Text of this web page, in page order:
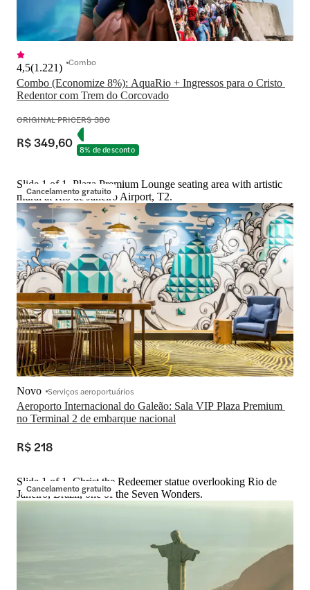
Combo (Economize 8%): AquaRio + Ingressos para o Cristo
Redentor com Trem do Corcovado
4,5(1.221) Combo
ORIGINAL PRICER$ 380
R$ 349,60 8% de desconto
Cancelamento gratuito
Slide 1 of 1, Plaza Premium Lounge seating area with artistic
mural at Rio de Janeiro Airport, T2.
Aeroporto Internacional do Galeão: Sala VIP Plaza Premium
no Terminal 2 de embarque nacional
Novo Serviços aeroportuários
R$ 218
Cancelamento gratuito
Slide 1 of 1, Christ the Redeemer statue overlooking Rio de
Janeiro, Brazil, one of the Seven Wonders.